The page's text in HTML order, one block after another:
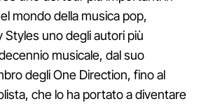
mondo della musica pop,
uno degli autori più
musicale, dal suo
degli One Direction, fino al
che lo ha portato a diventare